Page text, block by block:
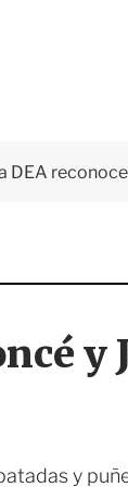
DEA
y
y